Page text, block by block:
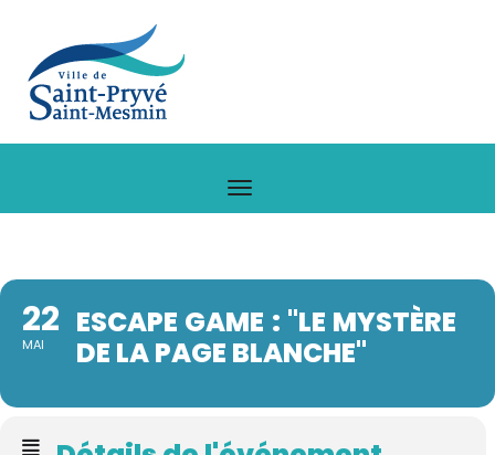
22
MAI
ESCAPE GAME : "LE MYSTÈRE
DE LA PAGE BLANCHE"